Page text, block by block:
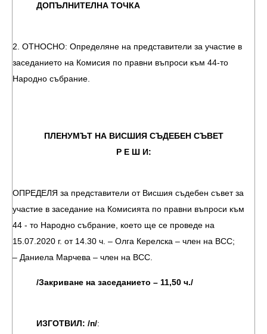
ДОПЪЛНИТЕЛНА ТОЧКА
2. ОТНОСНО: Определяне на представители за участие в
заседанието на Комисия по правни въпроси към 44-то
Народно събрание.
ПЛЕНУМЪТ НА ВИСШИЯ СЪДЕБЕН СЪВЕТ
Р Е Ш И:
ОПРЕДЕЛЯ за представители от Висшия съдебен съвет за
участие в заседание на Комисията по правни въпроси към
44 - то Народно събрание, което ще се проведе на
15.07.2020 г. от 14.30 ч. – Олга Керелска – член на ВСС;
– Даниела Марчева – член на ВСС.
/Закриване на заседанието – 11,50 ч./
ИЗГОТВИЛ: /п/: